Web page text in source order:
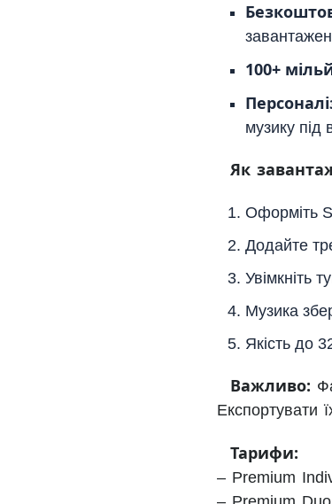
100+
музику під
Як
Оформіть
Додайте
Увімкніть
Музика
Якість до
Важливо:
Тарифи:
– Premium